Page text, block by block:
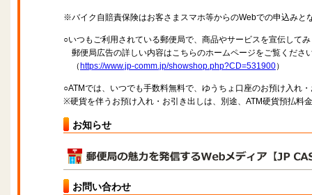
※バイク自賠責保険はお客さまスマホ等からのWebでの申込みと
○いつもご利用されている郵便局で、商品やサービスを宣伝して
郵便局広告の詳しい内容はこちらのホームページをご覧くださ
（ https://www.jp-comm.jp/showshop.php?CD=531900）
○ATMでは、いつでも手数料無料で、ゆうちょ口座のお預け入れ
※硬貨を伴うお預け入れ・お引き出しは、別途、ATM硬貨預払料
お知らせ
お問い合わせ